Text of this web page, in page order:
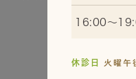
16:00～
休診日 火曜午